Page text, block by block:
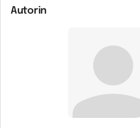
Autorin